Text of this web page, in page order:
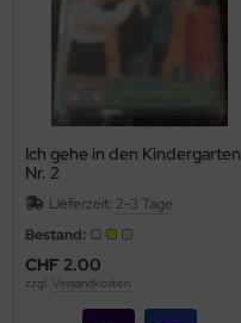
Ich gehe in den Kindergarten
Nr. 2
Lieferzeit: 2-3 Tage
Bestand:
CHF 2.00
zzgl. Versandkosten